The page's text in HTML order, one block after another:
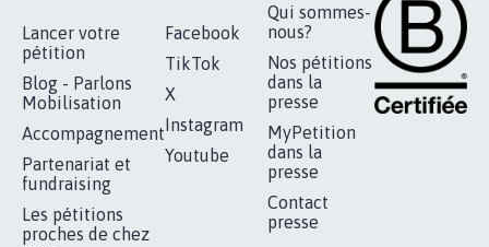
Lancer votre
pétition
Blog - Parlons
Mobilisation
Accompagnement
Partenariat et
fundraising
Les pétitions
proches de chez
Facebook
TikTok
X
Instagram
Youtube
Qui sommes-
nous?
Nos pétitions
dans la
presse
MyPetition
dans la
presse
Contact
presse